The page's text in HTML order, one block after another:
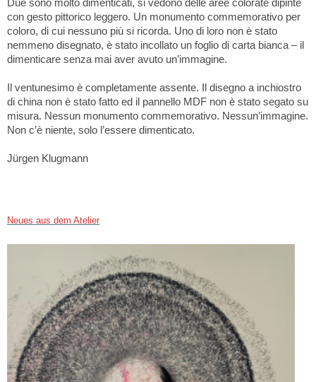
con gesto pittorico leggero. Un monumento commemorativo per
coloro, di cui nessuno più si ricorda. Uno di loro non è stato
nemmeno disegnato, è stato incollato un foglio di carta bianca – il
dimenticare senza mai aver avuto un’immagine.
Il ventunesimo è completamente assente. Il disegno a inchiostro
di china non è stato fatto ed il pannello MDF non è stato segato su
misura. Nessun monumento commemorativo. Nessun’immagine.
Non c’è niente, solo l’essere dimenticato.
Jürgen Klugmann
Neues aus dem Atelier